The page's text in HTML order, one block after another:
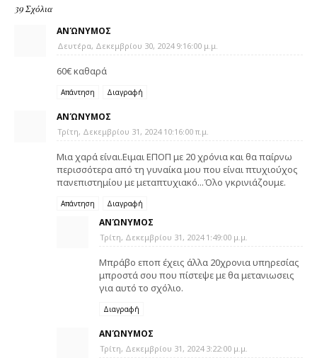
39 Σχόλια
ΑΝΏΝΥΜΟΣ
Δευτέρα, Δεκεμβρίου 30, 2024 9:16:00 μ.μ.
60€ καθαρά
Απάντηση Διαγραφή
ΑΝΏΝΥΜΟΣ
Τρίτη, Δεκεμβρίου 31, 2024 10:16:00 π.μ.
Μια χαρά είναι.Ειμαι ΕΠΟΠ με 20 χρόνια και θα παίρνω
περισσότερα από τη γυναίκα μου που είναι πτυχιούχος
πανεπιστημίου με μεταπτυχιακό...Όλο γκρινιάζουμε.
Απάντηση Διαγραφή
ΑΝΏΝΥΜΟΣ
Τρίτη, Δεκεμβρίου 31, 2024 1:49:00 μ.μ.
Μπράβο εποπ έχεις άλλα 20χρονια υπηρεσίας
μπροστά σου που πίστεψε με θα μετανιωσεις
για αυτό το σχόλιο.
Διαγραφή
ΑΝΏΝΥΜΟΣ
Τρίτη, Δεκεμβρίου 31, 2024 3:22:00 μ.μ.